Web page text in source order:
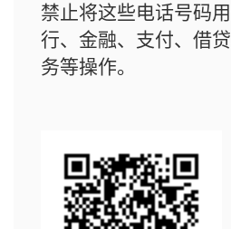
禁止将这些电话号码
行、金融、支付、借
务等操作。